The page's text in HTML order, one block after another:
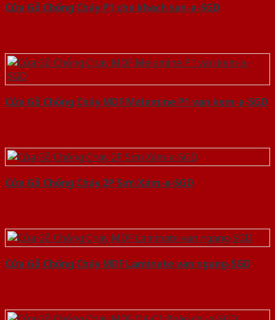
Cửa Gỗ Chống Cháy P1 cho khach san-a-SGD
Cửa Gỗ Chống Cháy MDF Melamine P1 van kem-a-SGD
Cửa Gỗ Chống Cháy 2P Sơn Xám-a-SGD
Cửa Gỗ Chống Cháy MDF Laminate van ngang-SGD